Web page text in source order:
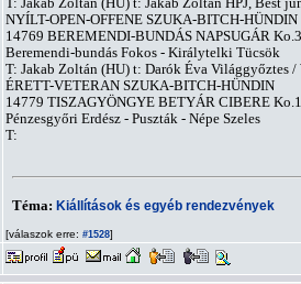
NYÍLT-OPEN-OFFENE SZUKA-BITCH-HÜNDIN
14769 BEREMENDI-BUNDÁS NAPSUGÁR
Beremendi-bundás Fokos - Királytelki Tücsök
T: Jakab Zoltán (HU) t: Darók Éva Világgyőztes
ÉRETT-VETERAN SZUKA-BITCH-HÜNDIN
14779 TISZAGYÖNGYE BETYÁR CIBERE
Pénzesgyőri Erdész - Puszták - Népe Szeles
T:
Téma: Kiállítások és egyéb rendezvények
[válaszok erre: #1528]